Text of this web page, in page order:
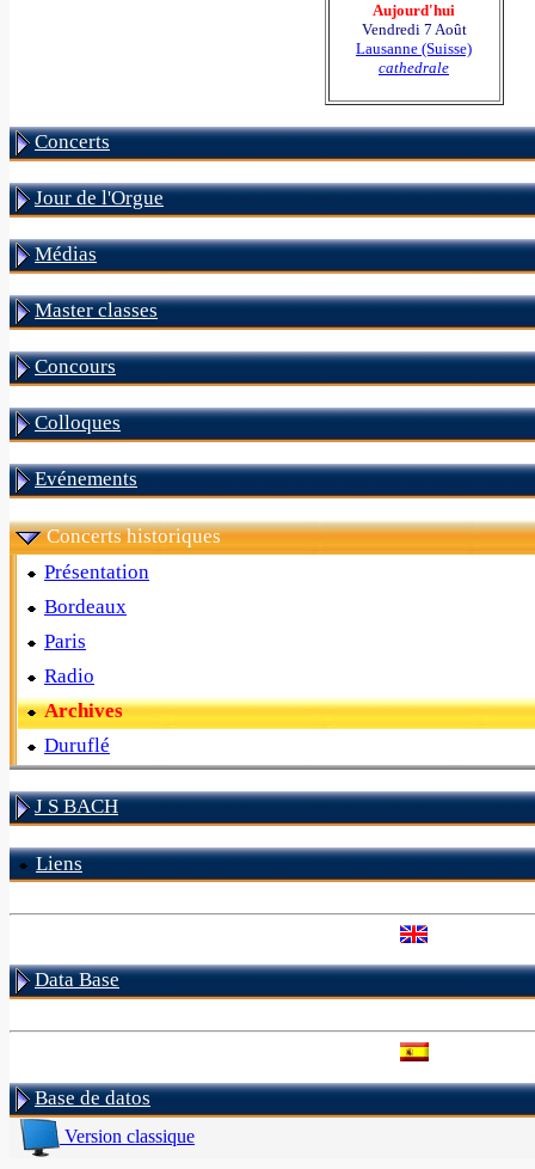
Aujourd'hui
Vendredi 7 Août
Lausanne (Suisse)
cathedrale
Concerts
Jour de l'Orgue
Médias
Master classes
Concours
Colloques
Evénements
Concerts historiques
Présentation
Bordeaux
Paris
Radio
Archives
Duruflé
J S BACH
Liens
Data Base
Base de datos
Version classique